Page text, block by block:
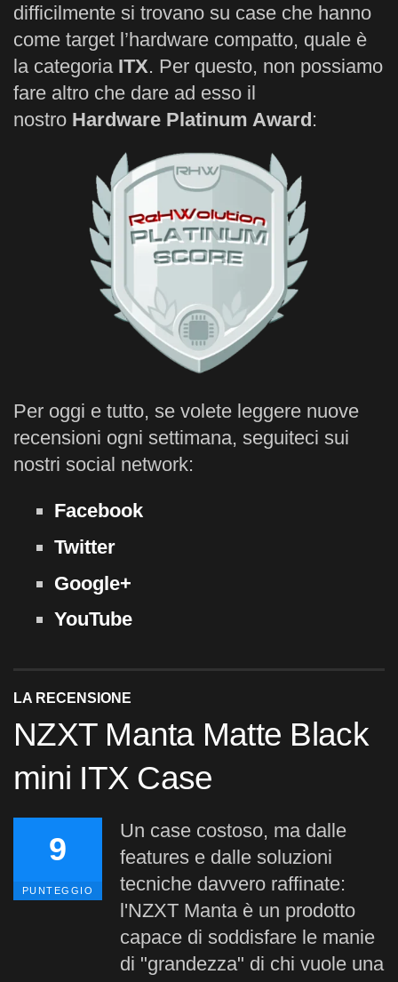
difficilmente si trovano su case che hanno
come target l’hardware compatto, quale è
la categoria ITX. Per questo, non possiamo
fare altro che dare ad esso il
nostro Hardware Platinum Award:
Per oggi e tutto, se volete leggere nuove
recensioni ogni settimana, seguiteci sui
nostri social network:
Facebook
Twitter
Google+
YouTube
LA RECENSIONE
NZXT Manta Matte Black
mini ITX Case
9
PUNTEGGIO
Un case costoso, ma dalle
features e dalle soluzioni
tecniche davvero raffinate:
l'NZXT Manta è un prodotto
capace di soddisfare le manie
di "grandezza" di chi vuole una